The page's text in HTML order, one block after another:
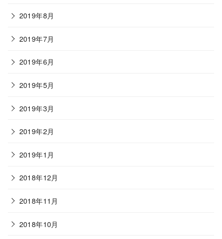
2019年8月
2019年7月
2019年6月
2019年5月
2019年3月
2019年2月
2019年1月
2018年12月
2018年11月
2018年10月